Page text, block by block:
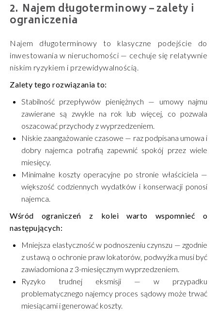
Najem długoterminowy – zalety i
ograniczenia
Najem długoterminowy to klasyczne podejście do
inwestowania w nieruchomości — cechuje się relatywnie
niskim ryzykiem i przewidywalnością.
Zalety tego rozwiązania to:
Stabilność przepływów pieniężnych — umowy najmu
zawierane są zwykle na rok lub więcej, co pozwala
oszacować przychody z wyprzedzeniem.
Niskie zaangażowanie czasowe — raz podpisana umowa i
dobry najemca potrafią zapewnić spokój przez wiele
miesięcy.
Minimalne koszty operacyjne po stronie właściciela —
większość codziennych wydatków i konserwacji ponosi
najemca.
Wśród ograniczeń z kolei warto wspomnieć o
następujących:
Mniejsza elastyczność w podnoszeniu czynszu — zgodnie
z ustawą o ochronie praw lokatorów, podwyżka musi być
zawiadomiona z 3-miesięcznym wyprzedzeniem.
Ryzyko trudnej eksmisji — w przypadku
problematycznego najemcy proces sądowy może trwać
miesiącami i generować koszty.